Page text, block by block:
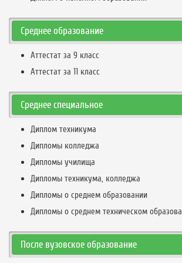
Среднее образование
Аттестат за 9 класс
Аттестат за 11 класс
Среднее специальное
Диплом техникума
Дипломы колледжа
Дипломы училища
Дипломы техникума, колледжа
Дипломы о среднем образовании
Дипломы о среднем техническом
После вузовское образование